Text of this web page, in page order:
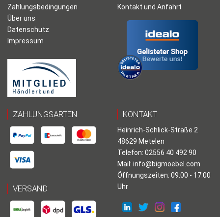
Zahlungsbedingungen
Über uns
Datenschutz
Impressum
Kontakt und Anfahrt
ZAHLUNGSARTEN
VERSAND
KONTAKT
Heinrich-Schlick-Straße 2
48629 Metelen
Telefon: 02556 40 492 90
Mail: info@bigmoebel.com
Öffnungszeiten: 09:00 - 17:00
Uhr